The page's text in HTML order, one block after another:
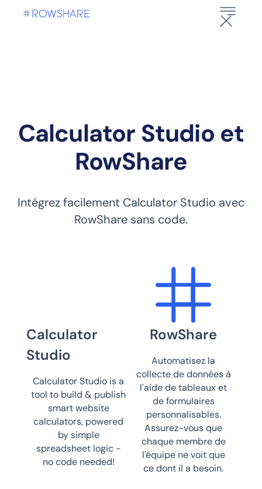
Calculator Studio et
RowShare
Intégrez facilement Calculator Studio avec
RowShare sans code.
Calculator
Studio
Calculator Studio is a
tool to build & publish
smart website
calculators, powered
by simple
spreadsheet logic -
no code needed!
RowShare
Automatisez la
collecte de données à
l'aide de tableaux et
de formulaires
personnalisables.
Assurez-vous que
chaque membre de
l'équipe ne voit que
ce dont il a besoin.